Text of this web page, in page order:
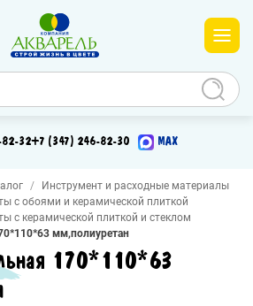
32+7 (347) 246-82-30 MAX
Инструмент и расходные материалы
с обоями и керамической плиткой
с керамической плиткой и стеклом
мм,полиуретан
170*110*63